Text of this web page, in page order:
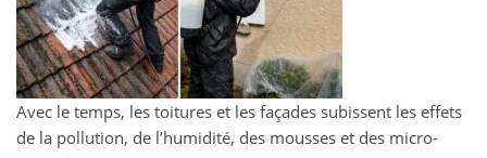
Avec le temps, les toitures et les façades subissent les effets
de la pollution, de l’humidité, des mousses et des micro-